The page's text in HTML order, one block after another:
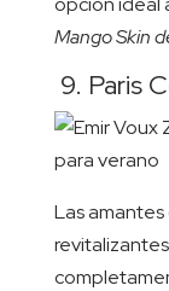
Mango Skin
9. Paris
Las